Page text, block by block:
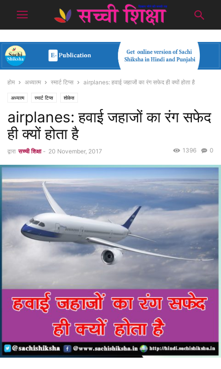
होम अध्यात्म स्मार्ट टिप्स airplanes: हवाई जहाजों का रंग सफेद ही क्यों होता है
अध्यात्म स्मार्ट टिप्स शोकेस
airplanes: हवाई जहाजों का रंग सफेद
ही क्यों होता है
द्वारा सच्ची शिक्षा - 20 November, 2017 0
1396